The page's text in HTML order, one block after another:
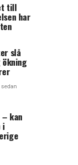
till
har
slå
kan
i